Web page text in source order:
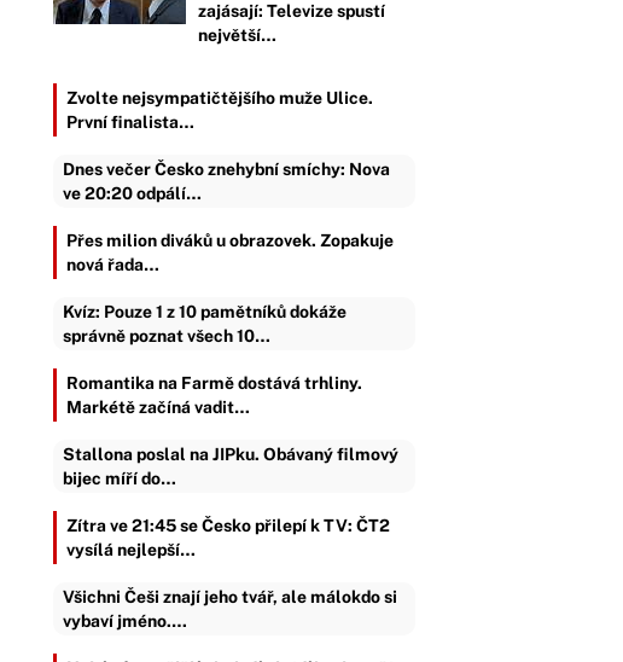
zajásají: Televize spustí
největší…
Zvolte nejsympatičtějšího muže Ulice.
První finalista…
Dnes večer Česko znehybní smíchy: Nova
ve 20:20 odpálí…
Přes milion diváků u obrazovek. Zopakuje
nová řada…
Kvíz: Pouze 1 z 10 pamětníků dokáže
správně poznat všech 10…
Romantika na Farmě dostává trhliny.
Markétě začíná vadit…
Stallona poslal na JIPku. Obávaný filmový
bijec míří do…
Zítra ve 21:45 se Česko přilepí k TV: ČT2
vysílá nejlepší…
Všichni Češi znají jeho tvář, ale málokdo si
vybaví jméno.…